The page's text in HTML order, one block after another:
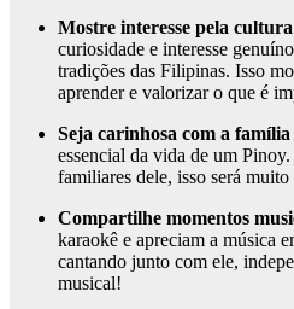
Mostre interesse pela
curiosidade e interesse
tradições das Filipinas. Isso
aprender e valorizar o que é
Seja carinhosa com a família
essencial da vida de um
familiares dele, isso será
Compartilhe momentos
karaokê e apreciam a música
cantando junto com ele,
musical!